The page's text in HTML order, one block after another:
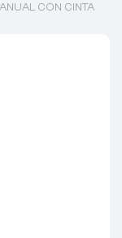
CON CINTA